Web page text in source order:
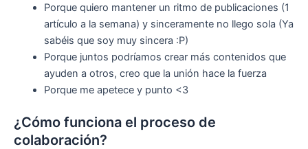
Porque quiero mantener un ritmo de publicaciones (1
artículo a la semana) y sinceramente no llego sola (Ya
sabéis que soy muy sincera :P)
Porque juntos podríamos crear más contenidos que
ayuden a otros, creo que la unión hace la fuerza
Porque me apetece y punto <3
¿Cómo funciona el proceso de
colaboración?